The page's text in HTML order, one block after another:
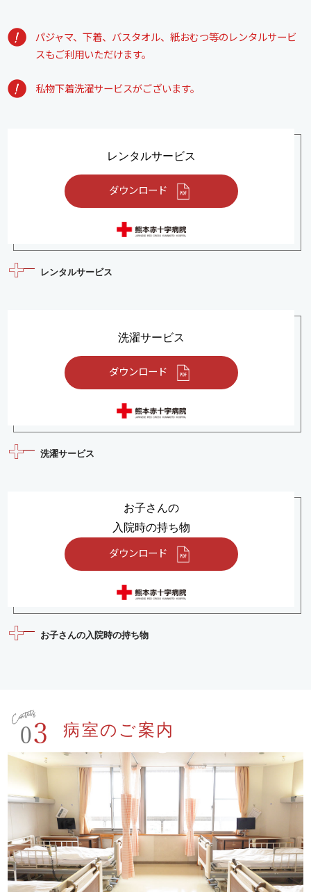
パジャマ、下着、バスタオル、紙おむつ等のレンタルサービ
スもご利用いただけます。
私物下着洗濯サービスがございます。
レンタルサービス
ダウンロード
レンタルサービス
洗濯サービス
ダウンロード
洗濯サービス
お子さんの
入院時の持ち物
ダウンロード
お子さんの入院時の持ち物
病室のご案内